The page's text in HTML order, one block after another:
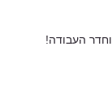
וחדר העבודה!